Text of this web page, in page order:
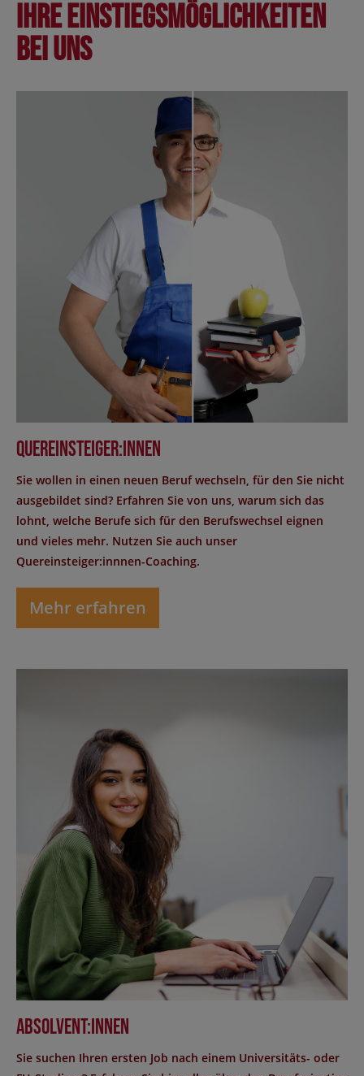
Ihre Einstiegsmöglichkeiten
bei uns
Quereinsteiger:innen
Sie wollen in einen neuen Beruf wechseln, für den Sie nicht
ausgebildet sind? Erfahren Sie von uns, warum sich das
lohnt, welche Berufe sich für den Berufswechsel eignen
und vieles mehr. Nutzen Sie auch unser
Quereinsteiger:innnen-Coaching.
Mehr erfahren
Absolvent:innen
Sie suchen Ihren ersten Job nach einem Universitäts- oder